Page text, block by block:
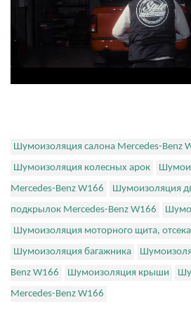
Шумоизоляция салона Mercedes-Benz
Шумоизоляция колесных арок
Mercedes-Benz W166
Шумоизоляция
подкрылок Mercedes-Benz W166
Шумоизоляция моторного щита,
Шумоизоляция багажника
Benz W166
Шумоизоляция крыши
Mercedes-Benz W166